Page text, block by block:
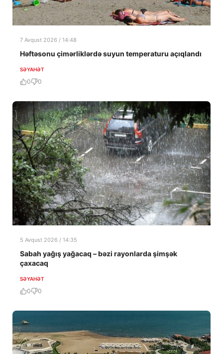
7 Avqust 2026 / 14:48
Həftəsonu çimərliklərdə suyun temperaturu açıqlandı
SƏYAHƏT
0 0
5 Avqust 2026 / 14:35
Sabah yağış yağacaq – bəzi rayonlarda şimşək
çaxacaq
SƏYAHƏT
0 0